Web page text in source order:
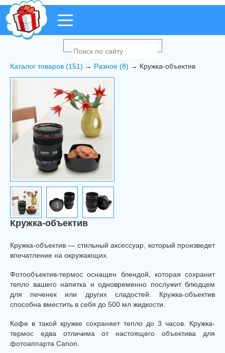
Каталог товаров (151) → Разное (8) → Кружка-объектив
Кружка-объектив
Кружка-объектив — стильный аксессуар, который произведет
впечатление на окружающих.
Фотообъектив-термос оснащен блендой, которая сохранит
тепло вашего напитка и одновременно послужит блюдцем
для печенек или других сладостей. Кружка-объектив
способна вместить в себя до 500 мл жидкости.
Кофе в такой кружке сохраняет тепло до 3 часов. Кружка-
термос едва отличима от настоящего объектива для
фотоаппарта Canon.